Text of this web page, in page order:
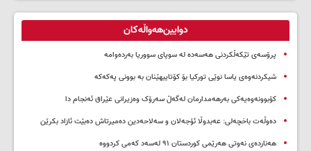
دوایین‌هەواڵەکان
پرۆسەی تێکەڵکردنی هەسەدە لە سوپای سووریا بەردەوامە
شیکردنەوەی یاسا نوێی تورکیا بۆ کۆتاییهێنان بە بوونی پەکەکە
کۆبوونەوەیەکی بەرهەمدارمان لەگەڵ سەرۆک وەزیرانی عێراق ئەنجام دا
دەوڵەت باخچەلی: عەبدوڵا ئۆجەلان و سەلاحەدین دەمیرتاش دەبێت ئازاد بکرێن
هەناردەی نەوتی هەرێمی کوردستان ۹۱ لەسەد کەمی کردووە